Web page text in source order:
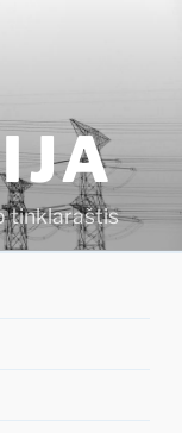
tinklaraštis